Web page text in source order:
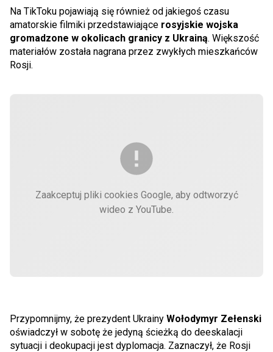
Na TikToku pojawiają się również od jakiegoś czasu
amatorskie filmiki przedstawiające rosyjskie wojska
gromadzone w okolicach granicy z Ukrainą. Większość
materiałów została nagrana przez zwykłych mieszkańców
Rosji.
Zaakceptuj pliki cookies Google, aby odtworzyć
wideo z YouTube.
Przypomnijmy, że prezydent Ukrainy Wołodymyr Zełenski
oświadczył w sobotę że jedyną ścieżką do deeskalacji
sytuacji i deokupacji jest dyplomacja. Zaznaczył, że Rosji